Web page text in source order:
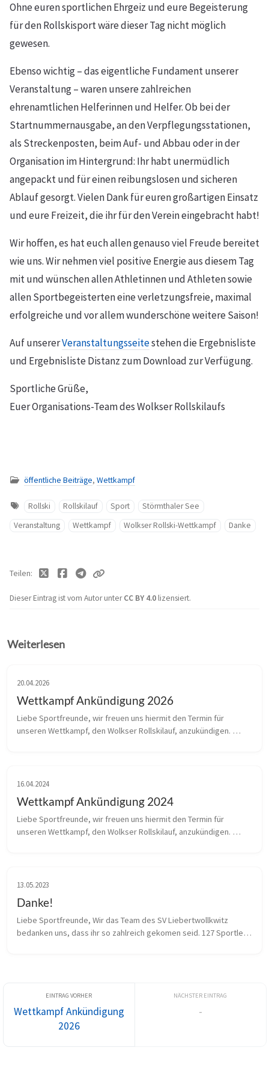
Ohne euren sportlichen Ehrgeiz und eure Begeisterung
für den Rollskisport wäre dieser Tag nicht möglich
gewesen.
Ebenso wichtig – das eigentliche Fundament unserer
Veranstaltung – waren unsere zahlreichen
ehrenamtlichen Helferinnen und Helfer. Ob bei der
Startnummernausgabe, an den Verpflegungsstationen,
als Streckenposten, beim Auf- und Abbau oder in der
Organisation im Hintergrund: Ihr habt unermüdlich
angepackt und für einen reibungslosen und sicheren
Ablauf gesorgt. Vielen Dank für euren großartigen Einsatz
und eure Freizeit, die ihr für den Verein eingebracht habt!
Wir hoffen, es hat euch allen genauso viel Freude bereitet
wie uns. Wir nehmen viel positive Energie aus diesem Tag
mit und wünschen allen Athletinnen und Athleten sowie
allen Sportbegeisterten eine verletzungsfreie, maximal
erfolgreiche und vor allem wunderschöne weitere Saison!
Auf unsererVeranstaltungsseitestehen die Ergebnisliste
und Ergebnisliste Distanz zum Download zur Verfügung.
Sportliche Grüße,
Euer Organisations-Team des Wolkser Rollskilaufs
öffentliche Beiträge, Wettkampf
Rollski Rollskilauf Sport
Störmthaler See
Veranstaltung
Wettkampf Wolkser Rollski-Wettkampf Danke
Dieser Eintrag ist vom Autor unterCC BY 4.0lizensiert.
Teilen
Weiterlesen
20.04.2026
Wettkampf Ankündigung 2026
Liebe Sportfreunde, wir freuen uns hiermit den Termin für
unseren Wettkampf, den Wolkser Rollskilauf, anzukündigen.
16.04.2024
Wettkampf Ankündigung 2024
Liebe Sportfreunde, wir freuen uns hiermit den Termin für
unseren Wettkampf, den Wolkser Rollskilauf, anzukündigen.
13.05.2023
Danke!
Liebe Sportfreunde, Wir das Team des SV Liebertwollkwitz
bedanken uns, dass ihr so zahlreich gekomen seid. 127 Sportler
Wettkampf Ankündigung
2026
-